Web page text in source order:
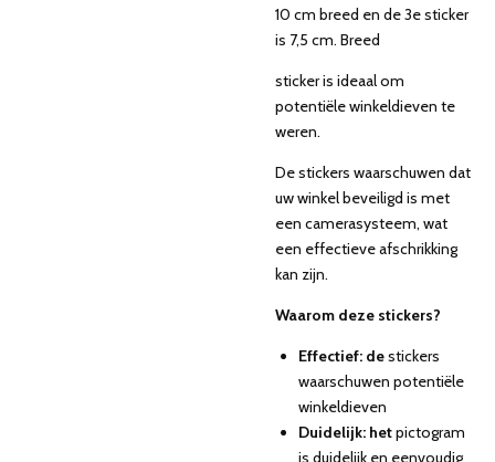
10 cm breed en de 3e sticker
is 7,5 cm. Breed
sticker is ideaal om
potentiële winkeldieven te
weren.
De stickers waarschuwen dat
uw winkel beveiligd is met
een camerasysteem, wat
een effectieve afschrikking
kan zijn.
Waarom deze stickers?
Effectief: destickers
waarschuwen potentiële
winkeldieven
Duidelijk: hetpictogram
is duidelijk en eenvoudig